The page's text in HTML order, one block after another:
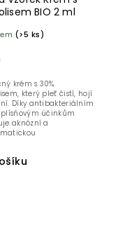
BIO 2 ml
(>5 ks)
krém s 30%
který pleť čistí, hojí
Díky antibakteriálním
účinkům
aknózní a